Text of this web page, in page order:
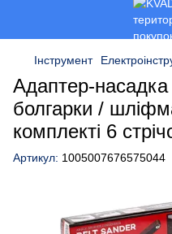
Інструмент
Адаптер‑насадка
болгарки /
комплекті 6
Артикул: 1005007676575044